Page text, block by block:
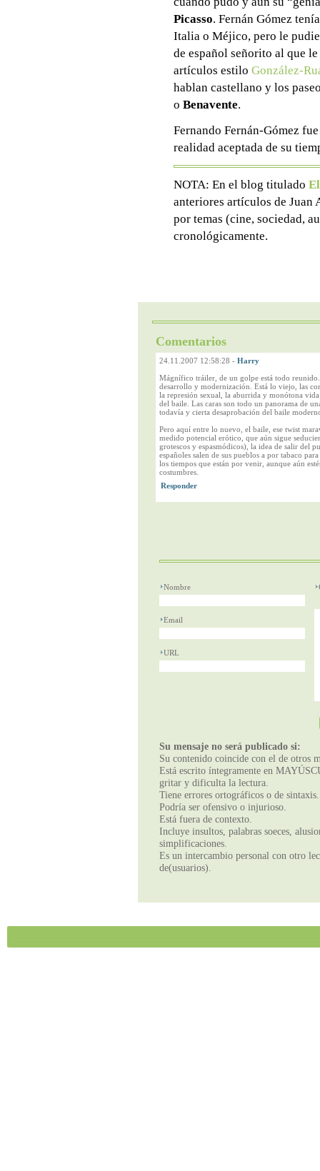
Picasso. Fernán Gómez
Italia o Méjico, pero le
de español señorito al que
artículos estilo González-
hablan castellano y los
o Benavente.
Fernando Fernán-Gómez
realidad aceptada de su
NOTA: En el blog titulado
anteriores artículos de Juan
por temas (cine, sociedad,
cronológicamente.
Comentarios
24.11.2007 12:58:28 - Harry
Mágnífico tráiler, de un golpe está todo
desarrollo y modernización. Está lo viejo, las
la represión sexual, la aburrida y monótona
del baile. Las caras son todo un panorama de
todavía y cierta desaprobación del baile
Pero aquí entre lo nuevo, el baile, ese twist
medido potencial erótico, que aún sigue
grotescos y espasmódicos), la idea de salir del
españoles salen de sus pueblos a por tabaco
los tiempos que están por venir, aunque aún
costumbres.
Nombre
Email
URL
Su mensaje no será publicado si:
Su contenido coincide con el de otros
Está escrito íntegramente en
gritar y dificulta la lectura.
Tiene errores ortográficos o de sintaxis.
Podría ser ofensivo o injurioso.
Está fuera de contexto.
Incluye insultos, palabras soeces,
simplificaciones.
Es un intercambio personal con otro
de(usuarios).